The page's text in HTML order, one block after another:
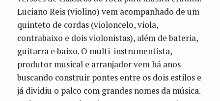
Luciano Reis (violino) vem acompanhado de um
quinteto de cordas (violoncelo, viola,
contrabaixo e dois violonistas), além de bateria,
guitarra e baixo. O multi-instrumentista,
produtor musical e arranjador vem há anos
buscando construir pontes entre os dois estilos e
já dividiu o palco com grandes nomes da música.